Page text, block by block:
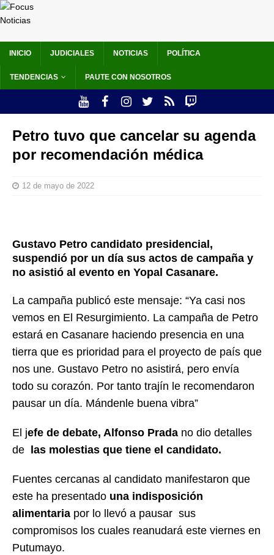
INICIO JUDICIALES NOTICIAS POLÍTICA
TENDENCIAS PAUTE CON NOSOTROS
Petro tuvo que cancelar su agenda
por recomendación médica
12 de mayo de 2022
Gustavo Petro candidato presidencial,
suspendió por un día sus actos de campaña y
no asistió al evento en Yopal Casanare.
La campaña publicó este mensaje: “Ya casi nos
vemos en El Resurgimiento. La campaña de Petro
estará en Casanare haciendo presencia en una
tierra que es prioridad para el proyecto de país que
nos une. Gustavo Petro no asistirá, pero envía
todo su corazón. Por tanto trajín le recomendaron
pausar un día. Mándenle buena vibra”
El jefe de debate, Alfonso Prada no dio detalles
de
las molestias que tiene el candidato.
Fuentes cercanas al candidato manifestaron que
este ha presentado una indisposición
alimentaria por lo llevó a pausar sus
compromisos los cuales reanudará este viernes en
Putumayo.